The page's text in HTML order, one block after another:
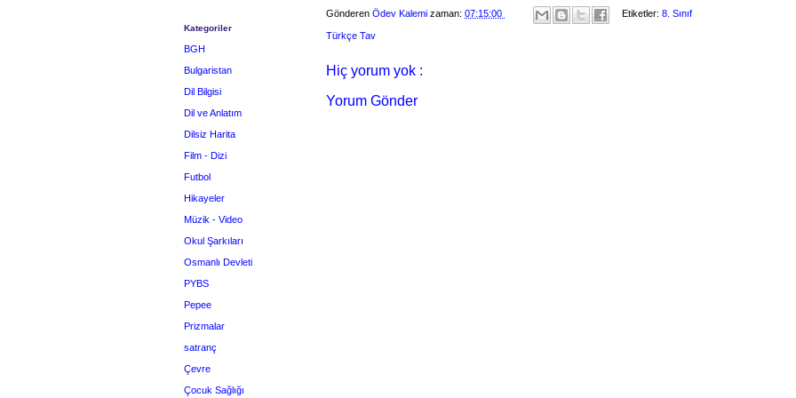
Gönderen Ödev Kalemi zaman: 07:15:00 Etiketler: 8. Sınıf
Türkçe Tav
Hiç yorum yok :
Yorum Gönder
Kategoriler
BGH
Bulgaristan
Dil Bilgisi
Dil ve Anlatım
Dilsiz Harita
Film - Dizi
Futbol
Hikayeler
Müzik - Video
Okul Şarkıları
Osmanlı Devleti
PYBS
Pepee
Prizmalar
satranç
Çevre
Çocuk Sağlığı